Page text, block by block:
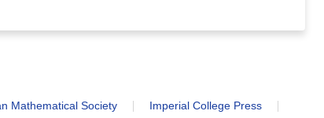
Mathematical Society
Imperial College Press